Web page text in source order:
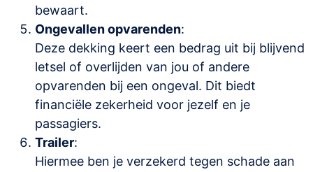
bewaart.
Ongevallen opvarenden:
Deze dekking keert een bedrag uit bij blijvend
letsel of overlijden van jou of andere
opvarenden bij een ongeval. Dit biedt
financiële zekerheid voor jezelf en je
passagiers.
Trailer:
Hiermee ben je verzekerd tegen schade aan